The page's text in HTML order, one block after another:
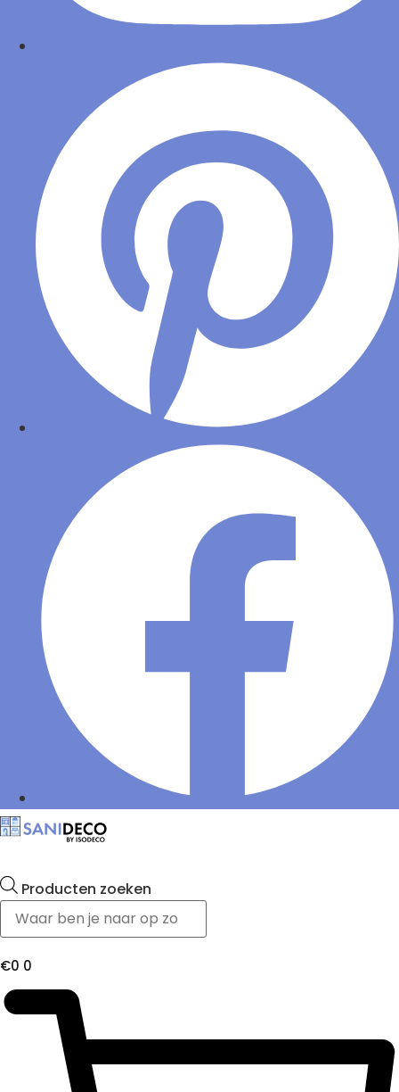
Producten zoeken
€0 0